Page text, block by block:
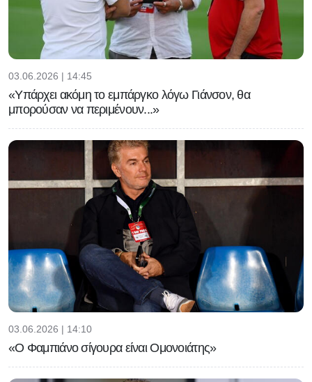
03.06.2026 | 14:45
«Υπάρχει ακόμη το εμπάργκο λόγω Γιάνσον, θα
μπορούσαν να περιμένουν...»
03.06.2026 | 14:10
«Ο Φαμπιάνο σίγουρα είναι Ομονοιάτης»